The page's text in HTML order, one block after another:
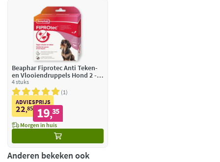
Beaphar Fiprotec Anti Teken-
en Vlooiendruppels Hond 2 -
10 kg
4 stuks
1
ADVIESPRIJS
22,85 19,35
Morgen in huis
Anderen bekeken ook